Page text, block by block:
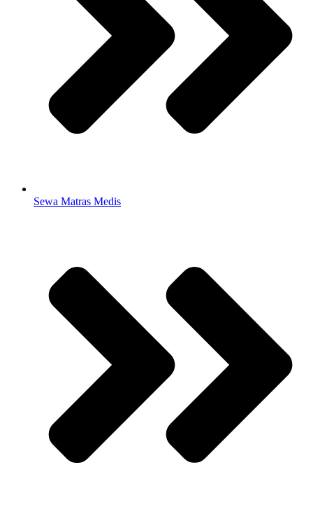
Sewa Matras Medis